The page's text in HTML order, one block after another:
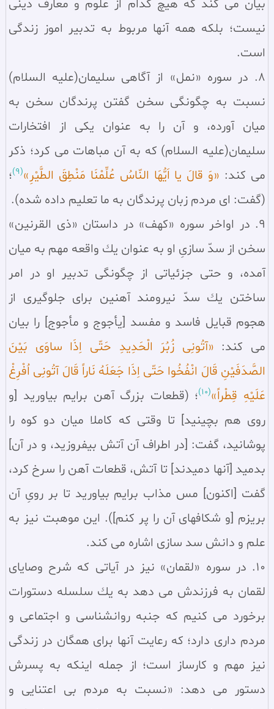
بيان مى كند كه هيچ كدام از علوم و معارف دينى
نيست؛ بلكه همه آنها مربوط به تدبير اموز زندگى
است.
8. در سوره «نمل» از آگاهى سليمان(عليه السلام)
نسبت به چگونگى سخن گفتن پرندگان سخن به
ميان آورده، و آن را به عنوان يكى از افتخارات
سليمان(علیه السلام) كه به آن مباهات مى كرد؛ ذكر
مى كند: «وَ قالَ يا اَيُّهَا النّاسُ عُلِّمْنَا مَنْطِقَ الطَّيْرِ»(9)
؛
(گفت: اى مردم زبان پرندگان به ما تعليم داده شده).
9. در اواخر سوره «كهف» در داستان «ذى القرنين»
سخن از سدّ سازىِ او به عنوان يك واقعه مهم به ميان
آمده، و حتى جزئياتى از چگونگى تدبير او در امر
ساختن يك سدّ نيرومند آهنين براى جلوگيرى از
هجوم قبايل فاسد و مفسد [يأجوج و مأجوج] را بيان
مى كند: «آتُونِى زُبُرَ الْحَدِيدِ حَتّى اِذَا ساوَى بَيْنَ
الصَّدَفَيْنِ قَالَ انْفُخُوا حَتّى اِذَا جَعَلَهُ نَاراً قَالَ آتُونِى اُفْرِغْ
عَلَيْهِ قِطْراً»(10)
؛ (قطعات بزرگ آهن برایم بیاورید [و
روى هم بچینید] تا وقتى که کاملا میان دو کوه را
پوشانید، گفت: [در اطراف آن آتش بیفروزید، و در آن]
بدمید [آنها دمیدند] تا آتش، قطعات آهن را سرخ کرد،
گفت [اکنون] مس مذاب برایم بیاورید تا بر روىِ آن
بریزم [و شکافهاى آن را پر کنم]). اين موهبت نيز به
علم و دانش سد سازى اشاره مى كند.
10. در سوره «لقمان» نيز در آياتى كه شرح وصاياى
لقمان به فرزندش مى دهد به يك سلسله دستورات
برخورد مى كنيم كه جنبه روانشناسى و اجتماعى و
مردم دارى دارد؛ كه رعايت آنها براى همگان در زندگى
نيز مهم و كارساز است؛ از جمله اينكه به پسرش
دستور مى دهد: «نسبت به مردم بى اعتنايى و